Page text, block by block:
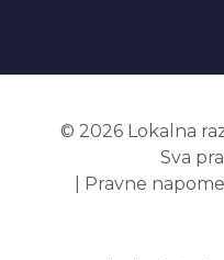
© 2026 Lokalna
Sva
Pravne